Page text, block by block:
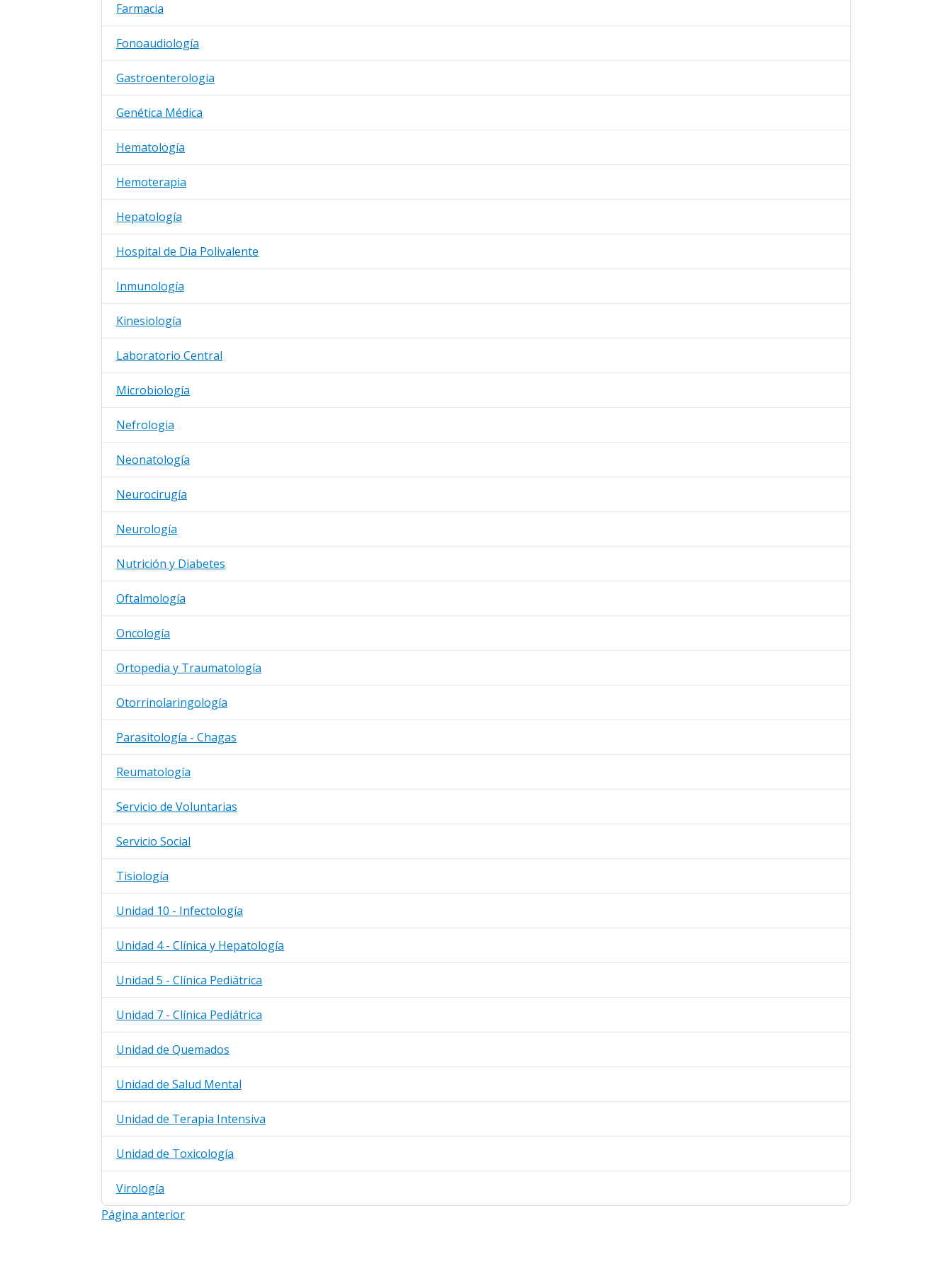
Farmacia
Fonoaudiología
Gastroenterologia
Genética Médica
Hematología
Hemoterapia
Hepatología
Hospital de Dia Polivalente
Inmunología
Kinesiología
Laboratorio Central
Microbiología
Nefrologia
Neonatología
Neurocirugía
Neurología
Nutrición y Diabetes
Oftalmología
Oncología
Ortopedia y Traumatología
Otorrinolaringología
Parasitología - Chagas
Reumatología
Servicio de Voluntarias
Servicio Social
Tisiología
Unidad 10 - Infectología
Unidad 4 - Clínica y Hepatología
Unidad 5 - Clínica Pediátrica
Unidad 7 - Clínica Pediátrica
Unidad de Quemados
Unidad de Salud Mental
Unidad de Terapia Intensiva
Unidad de Toxicología
Virología
Página anterior